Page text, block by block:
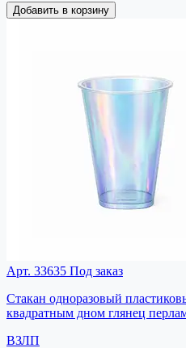
Добавить в корзину
Арт. 33635 Под заказ
Стакан одноразовый
квадратным дном глянец
ВЗЛП